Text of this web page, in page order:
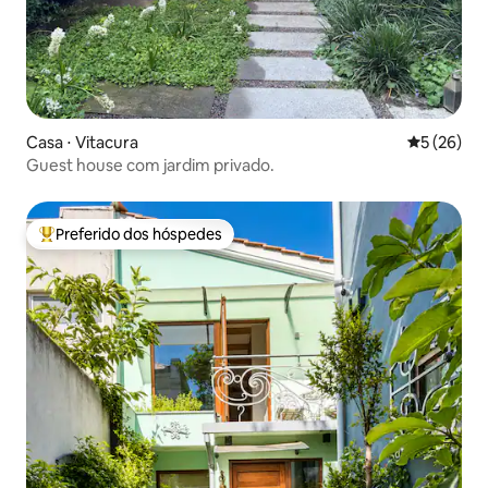
Casa ⋅ Vitacura 5 de uma
5 (26)
Guest house com jardim privado.
Entre os melhores preferidos dos hóspedes
Preferido dos hóspedes